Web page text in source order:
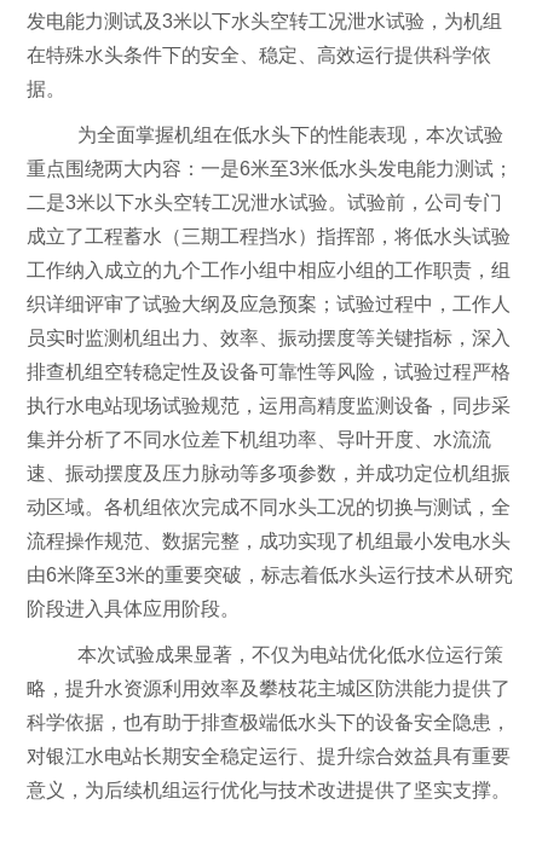
发电能力测试及3米以下水头空转工况泄水试验，为机组
在特殊水头条件下的安全、稳定、高效运行提供科学依
据。
为全面掌握机组在低水头下的性能表现，本次试验
重点围绕两大内容：一是6米至3米低水头发电能力测试；
二是3米以下水头空转工况泄水试验。试验前，公司专门
成立了工程蓄水（三期工程挡水）指挥部，将低水头试验
工作纳入成立的九个工作小组中相应小组的工作职责，组
织详细评审了试验大纲及应急预案；试验过程中，工作人
员实时监测机组出力、效率、振动摆度等关键指标，深入
排查机组空转稳定性及设备可靠性等风险，试验过程严格
执行水电站现场试验规范，运用高精度监测设备，同步采
集并分析了不同水位差下机组功率、导叶开度、水流流
速、振动摆度及压力脉动等多项参数，并成功定位机组振
动区域。各机组依次完成不同水头工况的切换与测试，全
流程操作规范、数据完整，成功实现了机组最小发电水头
由6米降至3米的重要突破，标志着低水头运行技术从研究
阶段进入具体应用阶段。
本次试验成果显著，不仅为电站优化低水位运行策
略，提升水资源利用效率及攀枝花主城区防洪能力提供了
科学依据，也有助于排查极端低水头下的设备安全隐患，
对银江水电站长期安全稳定运行、提升综合效益具有重要
意义，为后续机组运行优化与技术改进提供了坚实支撑。